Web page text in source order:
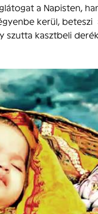
a Napisten,
kerül,
szutta kasztbeli